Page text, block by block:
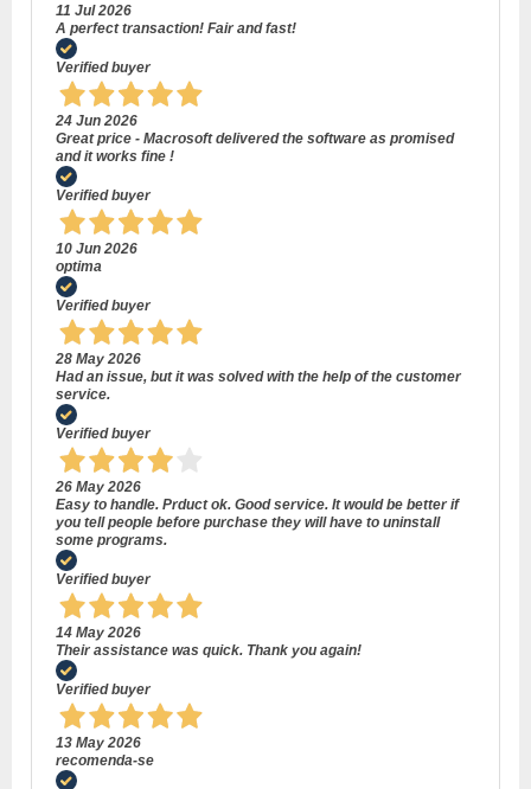
11 Jul 2026
A perfect transaction! Fair and fast!
Verified buyer
24 Jun 2026
Great price - Macrosoft delivered the software as promised
and it works fine !
Verified buyer
10 Jun 2026
optima
Verified buyer
28 May 2026
Had an issue, but it was solved with the help of the customer
service.
Verified buyer
26 May 2026
Easy to handle. Prduct ok. Good service. It would be better if
you tell people before purchase they will have to uninstall
some programs.
Verified buyer
14 May 2026
Their assistance was quick. Thank you again!
Verified buyer
13 May 2026
recomenda-se